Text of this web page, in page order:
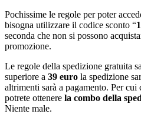
Pochissime le regole per poter
bisogna utilizzare il codice sconto “
seconda che non si possono
promozione.
Le regole della spedizione gratuita
superiore a 39 euro la spedizione
altrimenti sarà a pagamento. Per
potrete ottenere la combo della
Niente male.